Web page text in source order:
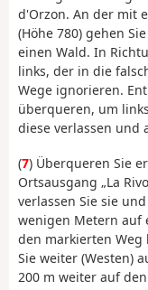
d'Orzon. An der mit
(Höhe 780) gehen
einen Wald. In
links, der in die
Wege ignorieren.
überqueren, um
diese verlassen und
(7) Überqueren Sie
Ortsausgang „La
verlassen Sie sie
wenigen Metern auf
den markierten Weg
Sie weiter (Westen)
200 m weiter auf